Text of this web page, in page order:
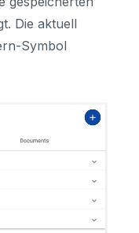
Die aktuell
Symbol